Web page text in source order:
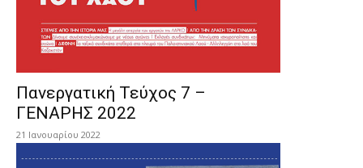
Πανεργατική Τεύχος 7 –
ΓΕΝΑΡΗΣ 2022
21 Ιανουαρίου 2022